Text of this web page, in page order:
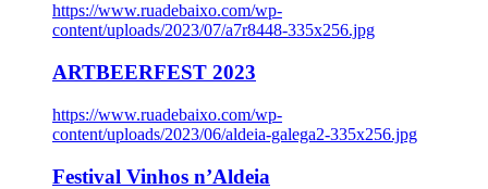
https://www.ruadebaixo.com/wp-
content/uploads/2023/07/a7r8448-335x256.jpg
ARTBEERFEST 2023
https://www.ruadebaixo.com/wp-
content/uploads/2023/06/aldeia-galega2-335x256.jpg
Festival Vinhos n’Aldeia